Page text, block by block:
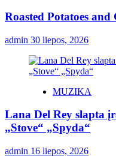
Roasted Potatoes
admin 30 liepos, 2026
MUZIKA
Lana Del Rey slapta
„Stove“ „Spyda“
admin 16 liepos, 2026